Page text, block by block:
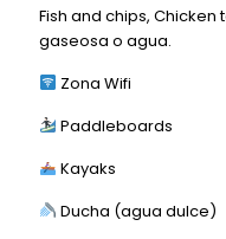
Fish and chips,
gaseosa o agua.
Zona Wifi
Paddleboards
Kayaks
Ducha (agua dulce)